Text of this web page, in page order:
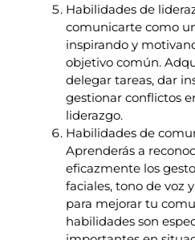
Habilidades de
comunicarte como
inspirando y
objetivo común.
delegar tareas, dar
gestionar conflictos
liderazgo.
Habilidades de
Aprenderás a
eficazmente los
faciales, tono de voz
para mejorar tu
habilidades son